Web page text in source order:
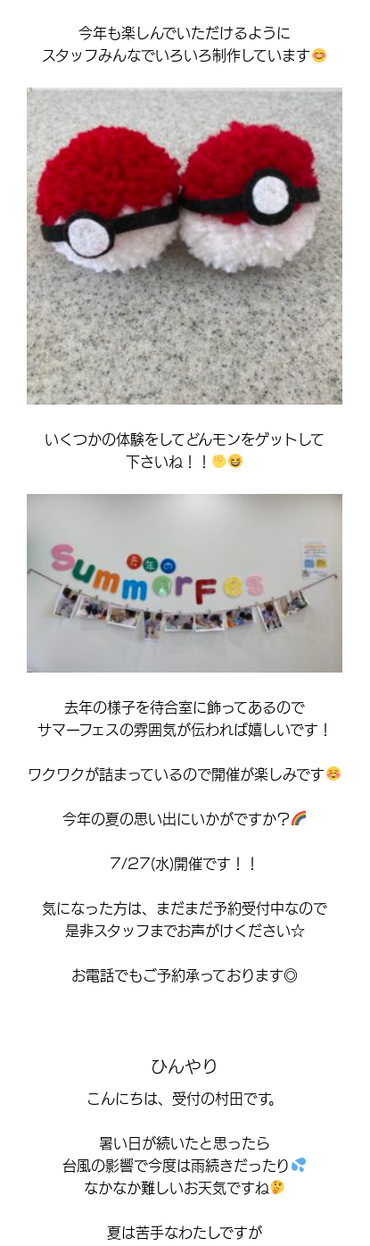
今年も楽しんでいただけるように
スタッフみんなでいろいろ制作しています
いくつかの体験をしてどんモンをゲットして
下さいね！！
去年の様子を待合室に飾ってあるので
サマーフェスの雰囲気が伝われば嬉しいです！
ワクワクが詰まっているので開催が楽しみです
今年の夏の思い出にいかがですか？
7/27(水)開催です！！
気になった方は、まだまだ予約受付中なので
是非スタッフまでお声がけください☆
お電話でもご予約承っております◎
ひんやり
こんにちは、受付の村田です。
暑い日が続いたと思ったら
台風の影響で今度は雨続きだったり
なかなか難しいお天気ですね
夏は苦手なわたしですが